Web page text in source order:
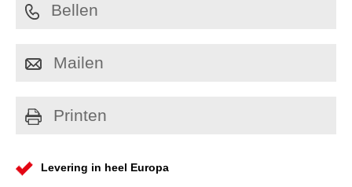
Bellen
Mailen
Printen
Levering in heel Europa